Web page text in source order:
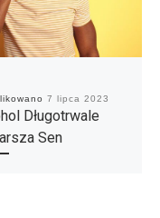
7 lipca 2023
Długotrwale
Sen